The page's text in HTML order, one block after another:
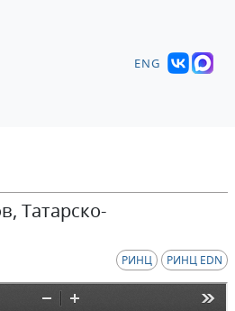
ENG
Татарско-
РИНЦ РИНЦ EDN